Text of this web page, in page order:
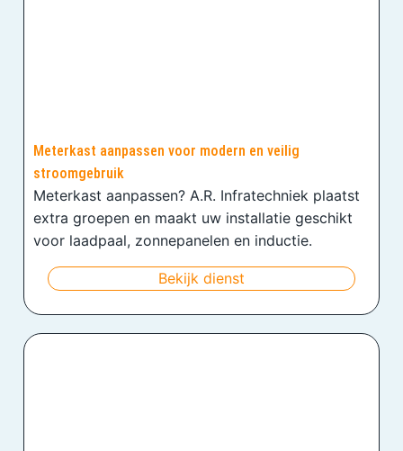
Meterkast aanpassen voor modern en veilig
stroomgebruik
Meterkast aanpassen? A.R. Infratechniek plaatst
extra groepen en maakt uw installatie geschikt
voor laadpaal, zonnepanelen en inductie.
Bekijk dienst